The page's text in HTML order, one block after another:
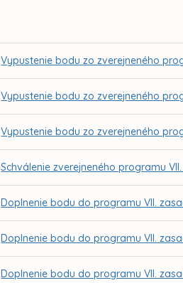
Vypustenie bodu zo zverejneného
Vypustenie bodu zo zverejneného
Vypustenie bodu zo zverejneného
Schválenie zverejneného programu
Doplnenie bodu do programu VII.
Doplnenie bodu do programu VII.
Doplnenie bodu do programu VII.